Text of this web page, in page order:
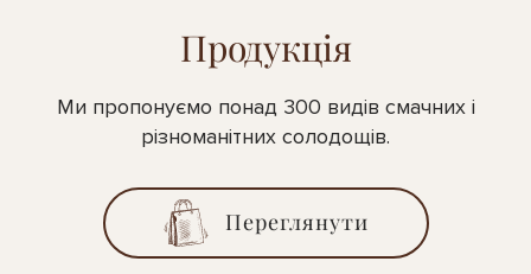
Продукція
Ми пропонуємо понад 300 видів смачних і
різноманітних солодощів.
Переглянути